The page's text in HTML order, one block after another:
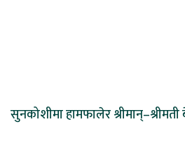
सुनकोशीमा हामफालेर श्रीमान्–श्रीमती